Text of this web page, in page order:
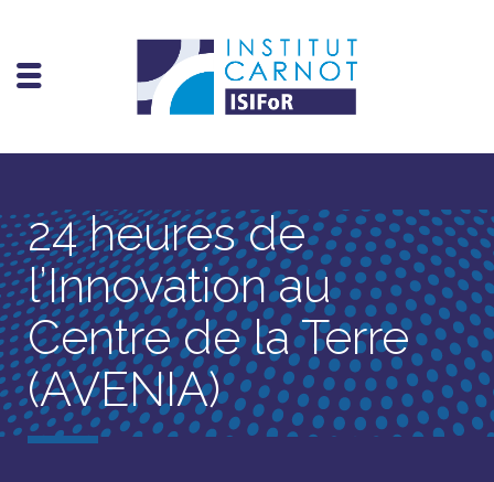
24 heures de
l’Innovation au
Centre de la Terre
(AVENIA)